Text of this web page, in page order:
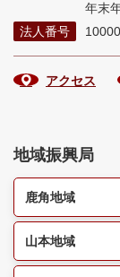
年末
法人番号
アクセス
地域振興局
鹿角地域
山本地域